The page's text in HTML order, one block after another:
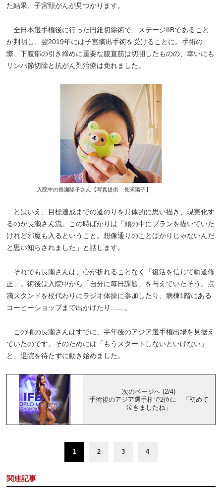
た結果、子宮頸がんが見つかります。
全日本選手権後に行った円錐切除術で、ステージIIBであること
が判明し、翌2019年には子宮摘出手術を受けることに。手術の
際、下腹部の引き締めに重要な腹直筋は切開したものの、幸いにも
リンパ節切除と抗がん剤治療は免れました。
入院中の長瀬陽子さん【写真提供：長瀬陽子】
とはいえ、目標達成までの道のりを具体的に思い描き、現実化す
るのが長瀬さん流。この時ばかりは「頭の中にプランを描いていた
けれど邪魔も入るということ。想像通りのことばかりじゃないんだ
と思い知らされました」と話します。
それでも長瀬さんは、心が折れることなく「復活を信じて軌道修
正」。術後は入院中から「自分に毎日課題」を与えていたそう。点
滴スタンドを杖代わりにラジオ体操に参加したり、病棟1階にある
コーヒーショップまで出かけたり……。
この頃の長瀬さんはすでに、半年後のアジア選手権出場を見据え
ていたのです。そのためには「もうスタートしないといけない」
と、退院を待たずに動き始めました。
次のページへ (2/4)
手術後のアジア選手権で2位に 「初めて
泣きましたね」
1 2 3 4
関連記事